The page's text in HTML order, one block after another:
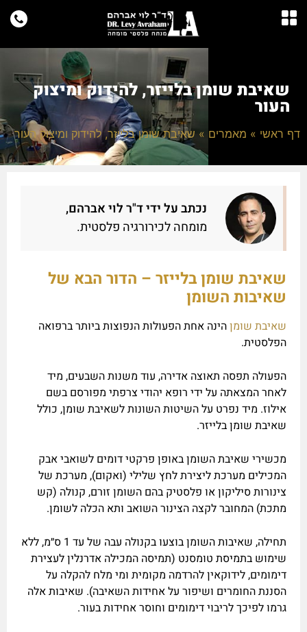
שאיבת שומן בלייזר, להידוק ומיצוק
העור
דף ראשי » מאמרים » שאיבת שומן בלייזר, להידוק ומיצוק העור
נכתב על ידי ד"ר לוי אברהם,
מומחה לכירורגיה פלסטית.
שאיבת שומן בלייזר – הדור הבא של
שאיבות השומן
שאיבת שומןהינה אחת הפעולות הנפוצות ביותר ברפואה
הפלסטית.
הפעולה תפסה תאוצה אדירה, עוד משנות השבעים, מיד
לאחר המצאתה על ידי רופא יהודי צרפתי מפורסם בשם
אילוז. מיד נפרט על השיטות השונות לשאיבת שומן, כולל
שאיבת שומן בלייזר.
מכשירי שאיבת השומן באופן פרקטי דומים לשואבי אבק
המכילים מערכת ליצירת לחץ שלילי (ואקום), מערכת של
צינורות סיליקון או פלסטיק בהם השומן זורם, קנולה (קש
מתכת) המחובר לקצה הצינור השואב ותא הכלה לשומן.
תחילה, שאיבות השומן בוצעו בקנולה עבה של עד 1 ס״מ, ללא
שימוש בתמיסת טומסנט (תמיסה המכילה אדרנלין לעצירת
דימומים, לידוקאין להרדמה מקומית ומי מלח להקלה על
הסננת החומרים ושיפור על אחידות השאיבה). שאיבות אלה
גרמו לפיכך לריבוי דימומים וחוסר אחידות בעור.